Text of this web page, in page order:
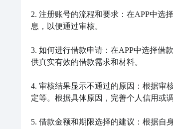
2. 注册账号的流程和要求：在APP中选
息，以便通过审核。
3. 如何进行借款申请：在APP中选择借
供真实有效的借款需求和材料。
4. 审核结果显示不通过的原因：根据审
定等。根据具体原因，完善个人信用或
5. 借款金额和期限选择的建议：根据自